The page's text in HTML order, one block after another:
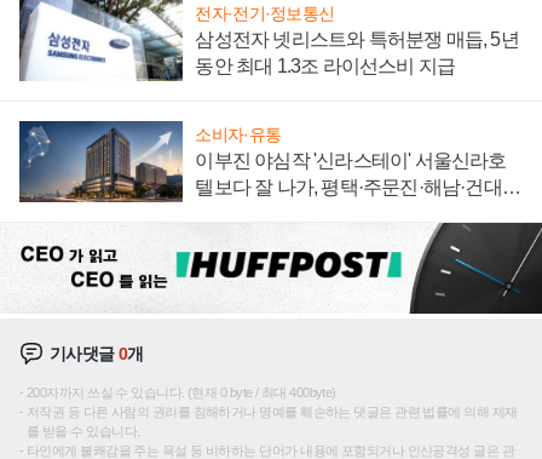
전자·전기·정보통신
삼성전자 넷리스트와 특허분쟁 매듭, 5년
동안 최대 1.3조 라이선스비 지급
소비자·유통
이부진 야심작 '신라스테이' 서울신라호
텔보다 잘 나가, 평택·주문진·해남·건대로
기사댓글0개
200자까지 쓰실 수 있습니다. (현재 0 byte / 최대 400byte)
저작권 등 다른 사람의 권리를 침해하거나 명예를 훼손하는 댓글은 관련 법률에 의해 제재
를 받을 수 있습니다.
타인에게 불쾌감을 주는 욕설 등 비하하는 단어가 내용에 포함되거나 인신공격성 글은 관